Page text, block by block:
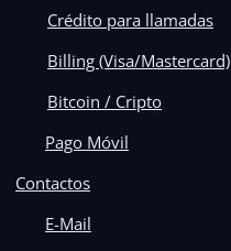
Crédito para llamadas
Billing (Visa/Mastercard)
Bitcoin / Cripto
Pago Móvil
Contactos
E-Mail